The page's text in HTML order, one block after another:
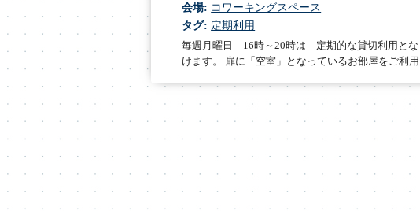
会場: コワーキングスペース
タグ: 定期利用
毎週月曜日 16時～20時は 定期的な貸切利用と
けます。 扉に「空室」となっているお部屋をご利